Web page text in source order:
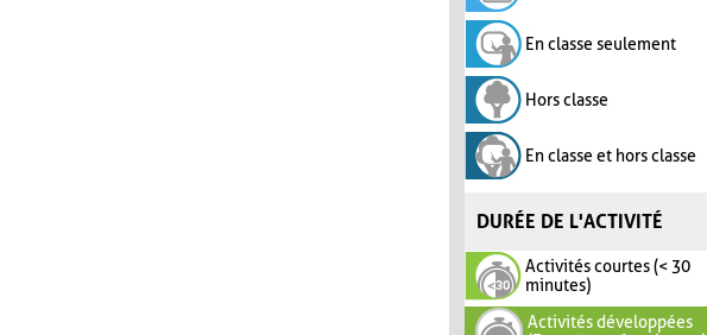
En classe seulement
Hors classe
En classe et hors classe
DURÉE DE L'ACTIVITÉ
Activités courtes (< 30
minutes)
Activités développées